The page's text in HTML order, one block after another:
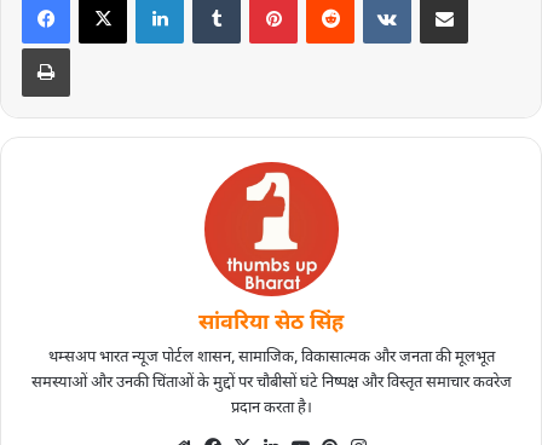
सांवरिया सेठ सिंह
थम्सअप भारत न्यूज पोर्टल शासन, सामाजिक, विकासात्मक और जनता की मूलभूत
समस्याओं और उनकी चिंताओं के मुद्दों पर चौबीसों घंटे निष्पक्ष और विस्तृत समाचार कवरेज
प्रदान करता है।